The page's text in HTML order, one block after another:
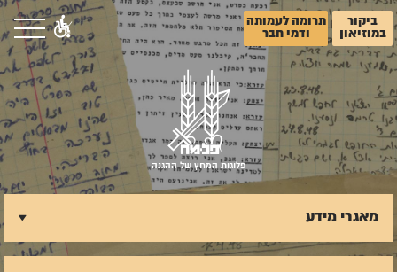
ביקור
במוזיאון
תרומה לעמותה
ודמי חבר
פלוגות המחץ של ההגנה
מאגרי מידע